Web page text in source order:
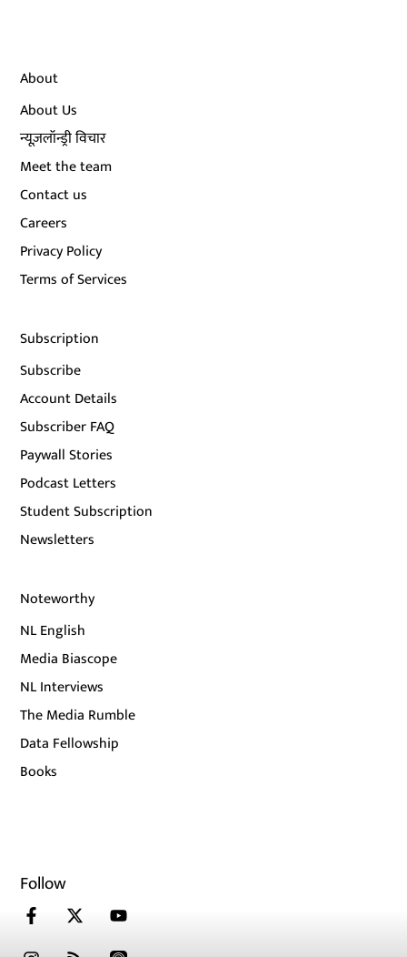
About
About Us
न्यूज़लॉन्ड्री विचार
Meet the team
Contact us
Careers
Privacy Policy
Terms of Services
Subscription
Subscribe
Account Details
Subscriber FAQ
Paywall Stories
Podcast Letters
Student Subscription
Newsletters
Noteworthy
NL English
Media Biascope
NL Interviews
The Media Rumble
Data Fellowship
Books
Follow